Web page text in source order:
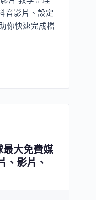
音影片、設定
你快速完成檔
最大免費媒
、影片、